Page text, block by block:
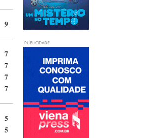
9
7
7
7
7
5
5
PUBLICIDADE